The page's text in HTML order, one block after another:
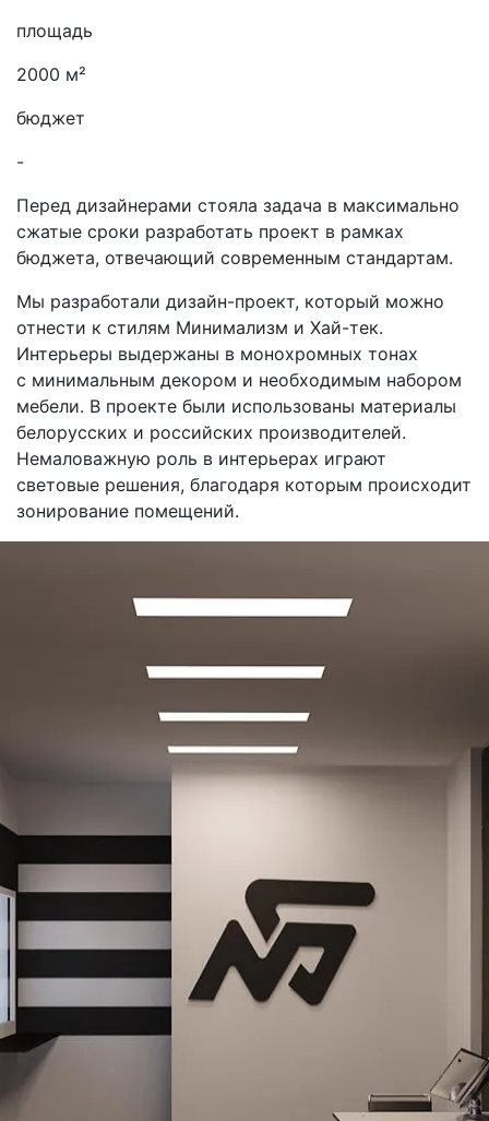
площадь
2000 м²
бюджет
-
Перед дизайнерами стояла задача в максимально
сжатые сроки разработать проект в рамках
бюджета, отвечающий современным стандартам.
Мы разработали дизайн-проект, который можно
отнести к стилям Минимализм и Хай-тек.
Интерьеры выдержаны в монохромных тонах
с минимальным декором и необходимым набором
мебели. В проекте были использованы материалы
белорусских и российских производителей.
Немаловажную роль в интерьерах играют
световые решения, благодаря которым происходит
зонирование помещений.